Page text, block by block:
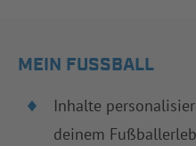
MEIN FUSSBALL
Inhalte
deinem